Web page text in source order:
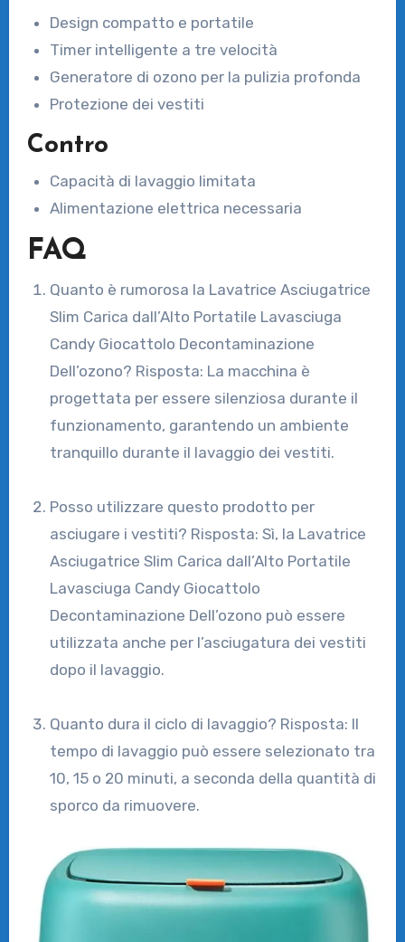
Design compatto e portatile
Timer intelligente a tre velocità
Generatore di ozono per la pulizia profonda
Protezione dei vestiti
Contro
Capacità di lavaggio limitata
Alimentazione elettrica necessaria
FAQ
Quanto è rumorosa la Lavatrice Asciugatrice
Slim Carica dall’Alto Portatile Lavasciuga
Candy Giocattolo Decontaminazione
Dell’ozono? Risposta: La macchina è
progettata per essere silenziosa durante il
funzionamento, garantendo un ambiente
tranquillo durante il lavaggio dei vestiti.
Posso utilizzare questo prodotto per
asciugare i vestiti? Risposta: Sì, la Lavatrice
Asciugatrice Slim Carica dall’Alto Portatile
Lavasciuga Candy Giocattolo
Decontaminazione Dell’ozono può essere
utilizzata anche per l’asciugatura dei vestiti
dopo il lavaggio.
Quanto dura il ciclo di lavaggio? Risposta: Il
tempo di lavaggio può essere selezionato tra
10, 15 o 20 minuti, a seconda della quantità di
sporco da rimuovere.